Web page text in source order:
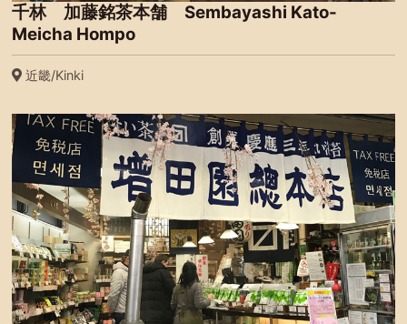
千林 加藤銘茶本舗 Sembayashi Kato-
Meicha Hompo
近畿/Kinki